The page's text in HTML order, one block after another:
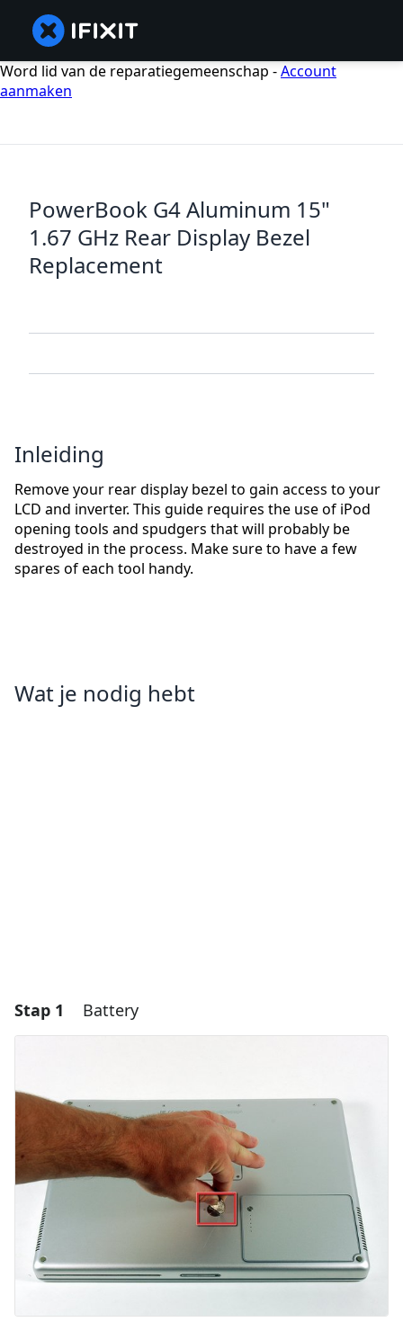
Word lid van de reparatiegemeenschap -Account
aanmaken
PowerBook G4 Aluminum 15"
1.67 GHz Rear Display Bezel
Replacement
Inleiding
Remove your rear display bezel to gain access to your
LCD and inverter. This guide requires the use of iPod
opening tools and spudgers that will probably be
destroyed in the process. Make sure to have a few
spares of each tool handy.
Wat je nodig hebt
Stap 1 Battery